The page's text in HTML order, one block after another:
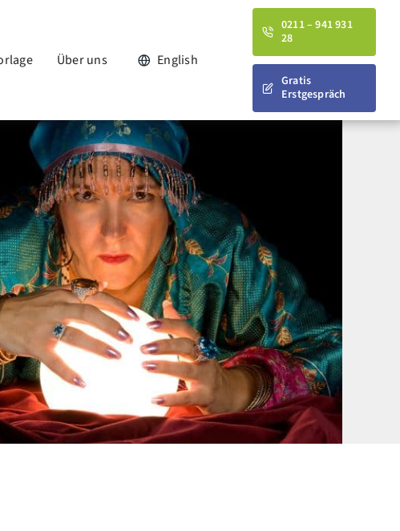
Über uns English
0211 – 941 931
28
Gratis
Erstgespräch